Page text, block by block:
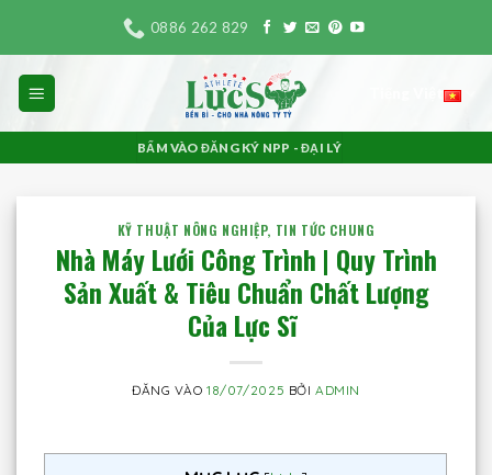
nội
dung
0886 262 829
BẤM VÀO ĐĂNG KÝ NPP - ĐẠI LÝ
KỸ THUẬT NÔNG NGHIỆP, TIN TỨC CHUNG
Nhà Máy Lưới Công Trình | Quy Trình
Sản Xuất & Tiêu Chuẩn Chất Lượng
Của Lực Sĩ
ĐĂNG VÀO18/07/2025 BỞIADMIN